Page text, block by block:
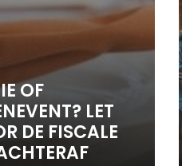
OF
LET
DE FISCALE